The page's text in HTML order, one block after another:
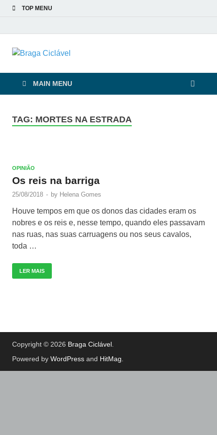
TOP MENU
Braga Ciclável
MAIN MENU
TAG: MORTES NA ESTRADA
OPINIÃO
Os reis na barriga
25/08/2018 - by Helena Gomes
Houve tempos em que os donos das cidades eram os
nobres e os reis e, nesse tempo, quando eles passavam
nas ruas, nas suas carruagens ou nos seus cavalos,
toda …
LER MAIS
Copyright © 2026 Braga Ciclável
Powered by WordPress and HitMag